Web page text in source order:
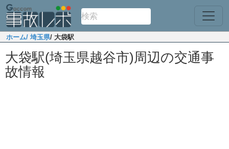
ホーム/ 埼玉県/ 大袋駅
大袋駅(埼玉県越谷市)周辺の交通事
故情報